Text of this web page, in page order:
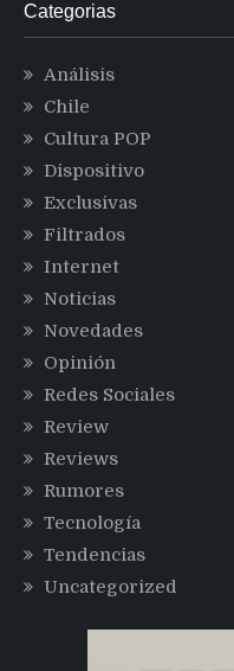
Categorias
Análisis
Chile
Cultura POP
Dispositivo
Exclusivas
Filtrados
Internet
Noticias
Novedades
Opinión
Redes Sociales
Review
Reviews
Rumores
Tecnología
Tendencias
Uncategorized